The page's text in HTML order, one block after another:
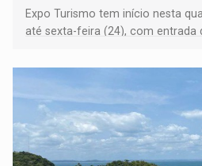
Expo Turismo tem início nesta
até sexta-feira (24), com entrada